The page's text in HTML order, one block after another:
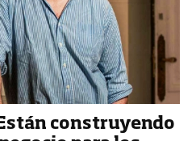
construyendo